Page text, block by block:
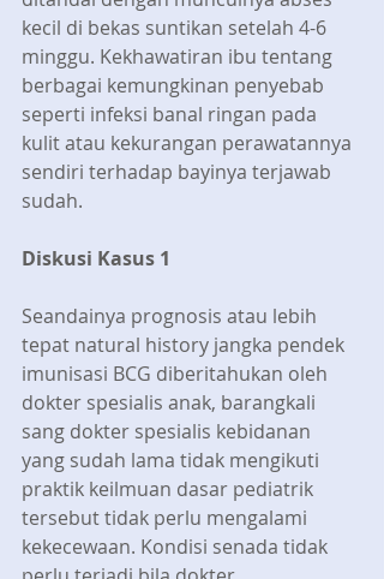
kecil di bekas suntikan setelah 4-6
minggu. Kekhawatiran ibu tentang
berbagai kemungkinan penyebab
seperti infeksi banal ringan pada
kulit atau kekurangan perawatannya
sendiri terhadap bayinya terjawab
sudah.
Diskusi Kasus 1
Seandainya prognosis atau lebih
tepat natural history jangka pendek
imunisasi BCG diberitahukan oleh
dokter spesialis anak, barangkali
sang dokter spesialis kebidanan
yang sudah lama tidak mengikuti
praktik keilmuan dasar pediatrik
tersebut tidak perlu mengalami
kekecewaan. Kondisi senada tidak